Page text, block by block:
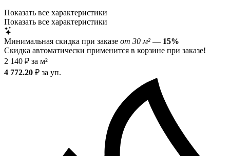
Показать все характеристики
Показать все характеристики
Минимальная скидка при заказе от 30 м² — 15%
Скидка автоматически применится в корзине при заказе!
2 140 ₽ за м²
4 772.20 ₽ за уп.